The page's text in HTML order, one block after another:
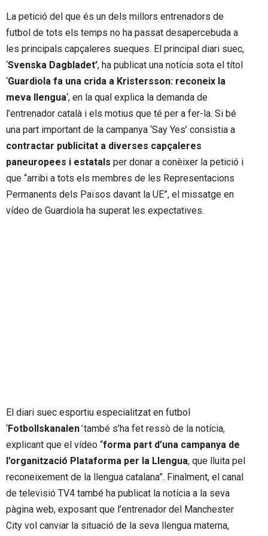
La petició del que és un dels millors entrenadors de
futbol de tots els temps no ha passat desapercebuda a
les principals capçaleres sueques. El principal diari suec,
‘Svenska Dagbladet’, ha publicat una notícia sota el títol
‘Guardiola fa una crida a Kristersson: reconeix la
meva llengua‘, en la qual explica la demanda de
l’entrenador català i els motius que té per a fer-la. Si bé
una part important de la campanya ‘Say Yes’ consistia a
contractar publicitat a diverses capçaleres
paneuropees i estatals per donar a conèixer la petició i
que “arribi a tots els membres de les Representacions
Permanents dels Països davant la UE”, el missatge en
vídeo de Guardiola ha superat les expectatives.
El diari suec esportiu especialitzat en futbol
‘Fotbollskanalentambé s’ha fet ressò de la notícia,
explicant que el vídeo “forma part d’una campanya de
l’organització Plataforma per la Llengua, que lluita pel
reconeixement de la llengua catalana”. Finalment, el canal
de televisió TV4 també ha publicat la notícia a la seva
pàgina web, exposant que l’entrenador del Manchester
City vol canviar la situació de la seva llengua materna,